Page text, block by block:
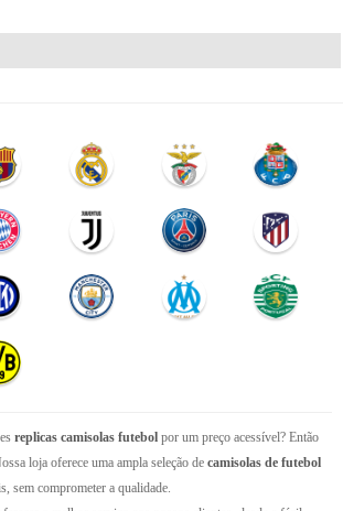
replicas camisolas futebol por um preço acessível? Então
loja oferece uma ampla seleção de camisolas de futebol
sem comprometer a qualidade.